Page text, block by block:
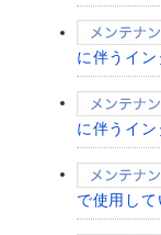
に伴うイ
に伴うイ
で使用し